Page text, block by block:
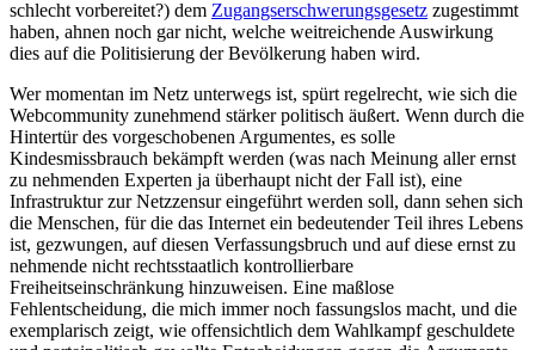
schlecht vorbereitet?) dem Zugangserschwerungsgesetz zugestimmt
haben, ahnen noch gar nicht, welche weitreichende Auswirkung
dies auf die Politisierung der Bevölkerung haben wird.
Wer momentan im Netz unterwegs ist, spürt regelrecht, wie sich die
Webcommunity zunehmend stärker politisch äußert. Wenn durch die
Hintertür des vorgeschobenen Argumentes, es solle
Kindesmissbrauch bekämpft werden (was nach Meinung aller ernst
zu nehmenden Experten ja überhaupt nicht der Fall ist), eine
Infrastruktur zur Netzzensur eingeführt werden soll, dann sehen sich
die Menschen, für die das Internet ein bedeutender Teil ihres Lebens
ist, gezwungen, auf diesen Verfassungsbruch und auf diese ernst zu
nehmende nicht rechtsstaatlich kontrollierbare
Freiheitseinschränkung hinzuweisen. Eine maßlose
Fehlentscheidung, die mich immer noch fassungslos macht, und die
exemplarisch zeigt, wie offensichtlich dem Wahlkampf geschuldete